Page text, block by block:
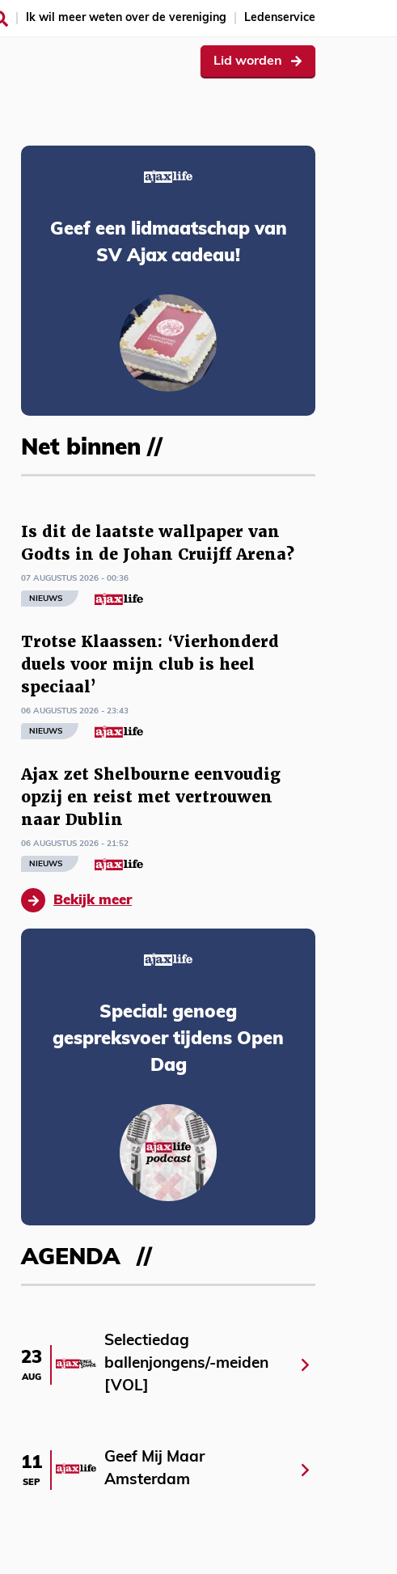
Ik wil meer weten over de vereniging Ledenservice
Lid worden
Geef een lidmaatschap van
SV Ajax cadeau!
Net binnen //
Is dit de laatste wallpaper van
Godts in de Johan Cruijff Arena?
07 AUGUSTUS 2026 - 00:36
NIEUWS
Trotse Klaassen: ‘Vierhonderd
duels voor mijn club is heel
speciaal’
06 AUGUSTUS 2026 - 23:43
NIEUWS
Ajax zet Shelbourne eenvoudig
opzij en reist met vertrouwen
naar Dublin
06 AUGUSTUS 2026 - 21:52
NIEUWS
Bekijk meer
Special: genoeg
gespreksvoer tijdens Open
Dag
AGENDA
23
AUG
Selectiedag
ballenjongens/-meiden
[VOL]
11
SEP
Geef Mij Maar
Amsterdam